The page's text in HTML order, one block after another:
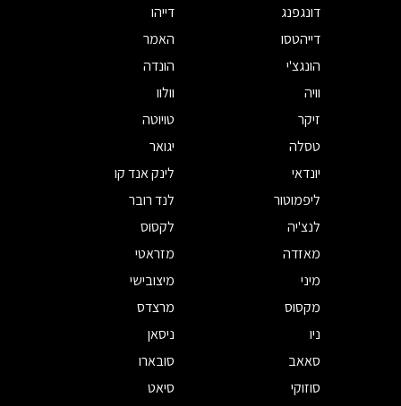
דונגפנג
דייהו
דייהטסו
האמר
הונגצ'י
הונדה
וויה
וולוו
זיקר
טויוטה
טסלה
יגואר
יונדאי
לינק אנד קו
ליפמוטור
לנד רובר
לנצ'יה
לקסוס
מאזדה
מזראטי
מיני
מיצובישי
מקסוס
מרצדס
ניו
ניסאן
סאאב
סובארו
סוזוקי
סיאט